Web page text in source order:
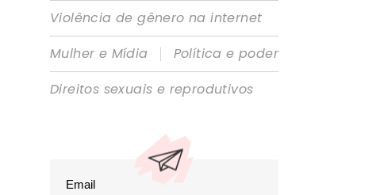
Violência de gênero na internet
Mulher e Mídia
|
Política e poder
Direitos sexuais e reprodutivos